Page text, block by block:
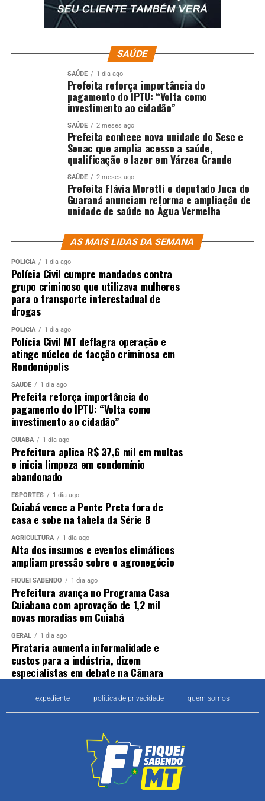
SAÚDE
SAÚDE 1 dia ago
Prefeita reforça importância do
pagamento do IPTU: “Volta como
investimento ao cidadão”
SAÚDE 2 meses ago
Prefeita conhece nova unidade do Sesc e
Senac que amplia acesso a saúde,
qualificação e lazer em Várzea Grande
SAÚDE 2 meses ago
Prefeita Flávia Moretti e deputado Juca do
Guaraná anunciam reforma e ampliação de
unidade de saúde no Água Vermelha
AS MAIS LIDAS DA SEMANA
POLÍCIA 1 dia ago
Polícia Civil cumpre mandados contra
grupo criminoso que utilizava mulheres
para o transporte interestadual de
drogas
POLÍCIA 1 dia ago
Polícia Civil MT deflagra operação e
atinge núcleo de facção criminosa em
Rondonópolis
SAÚDE 1 dia ago
Prefeita reforça importância do
pagamento do IPTU: “Volta como
investimento ao cidadão”
CUIABÁ 1 dia ago
Prefeitura aplica R$ 37,6 mil em multas
e inicia limpeza em condomínio
abandonado
ESPORTES 1 dia ago
Cuiabá vence a Ponte Preta fora de
casa e sobe na tabela da Série B
AGRICULTURA 1 dia ago
Alta dos insumos e eventos climáticos
ampliam pressão sobre o agronegócio
FIQUEI SABENDO 1 dia ago
Prefeitura avança no Programa Casa
Cuiabana com aprovação de 1,2 mil
novas moradias em Cuiabá
GERAL 1 dia ago
Pirataria aumenta informalidade e
custos para a indústria, dizem
especialistas em debate na Câmara
expediente política de privacidade quem somos